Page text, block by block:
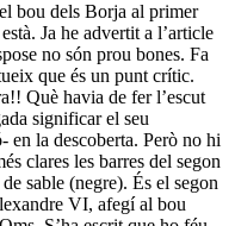
bou dels Borja al primer
Ja he advertit a l’article
no són prou bones. Fa
que és un punt crític.
Què havia de fer l’escut
significar el seu
en la descoberta. Però no hi
clares les barres del segon
sable (negre). És el segon
VI, afegí al bou